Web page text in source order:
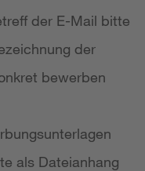
der E-Mail bitte
der
bewerben
als Dateianhang